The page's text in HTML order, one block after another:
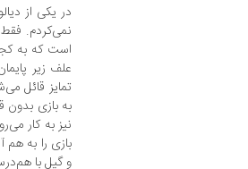
در یکی از
نمی‌کردم.
است که به
به بازی بدون
بازی را به
و گیل با